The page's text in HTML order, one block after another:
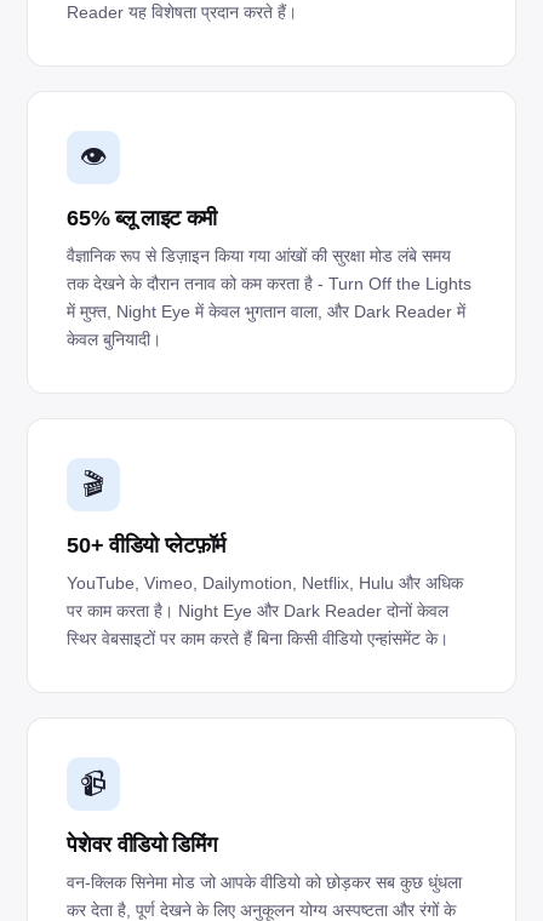
Reader यह विशेषता प्रदान करते हैं।
👁️
65% ब्लू लाइट कमी
वैज्ञानिक रूप से डिज़ाइन किया गया आंखों की सुरक्षा मोड लंबे समय
तक देखने के दौरान तनाव को कम करता है - Turn Off the Lights
में मुफ्त, Night Eye में केवल भुगतान वाला, और Dark Reader में
केवल बुनियादी।
🎬
50+ वीडियो प्लेटफ़ॉर्म
YouTube, Vimeo, Dailymotion, Netflix, Hulu और अधिक
पर काम करता है। Night Eye और Dark Reader दोनों केवल
स्थिर वेबसाइटों पर काम करते हैं बिना किसी वीडियो एन्हांसमेंट के।
📹
पेशेवर वीडियो डिमिंग
वन-क्लिक सिनेमा मोड जो आपके वीडियो को छोड़कर सब कुछ धुंधला
कर देता है, पूर्ण देखने के लिए अनुकूलन योग्य अस्पष्टता और रंगों के